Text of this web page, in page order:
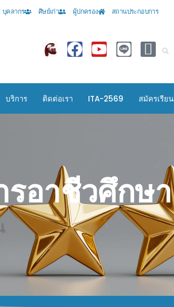
บุคลากร ศิษย์เก่า ผู้ปกครอง สถานประกอบการ
บริการ ติดต่อเรา ITA-2569 สมัครเรียน
รอาชีวศึกษา